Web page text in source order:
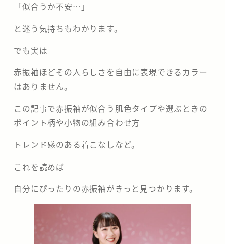
「似合うか不安…」
と迷う気持ちもわかります。
でも実は
赤振袖ほどその人らしさを自由に表現できるカラー
はありません。
この記事で赤振袖が似合う肌色タイプや選ぶときの
ポイント柄や小物の組み合わせ方
トレンド感のある着こなしなど。
これを読めば
自分にぴったりの赤振袖がきっと見つかります。